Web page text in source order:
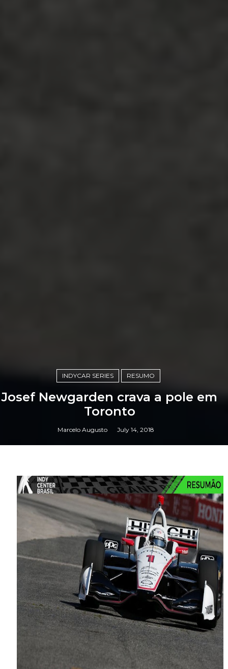
INDYCAR SERIES RESUMO
Josef Newgarden crava a pole em
Toronto
Marcelo Augusto July 14, 2018